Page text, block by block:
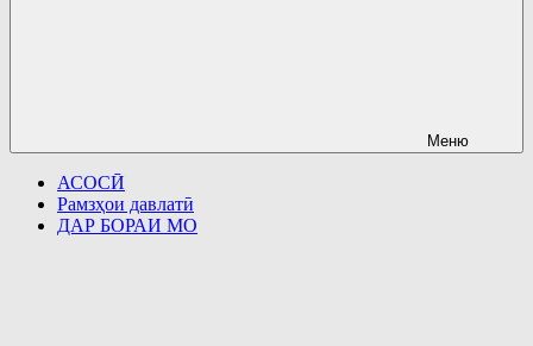
Меню
АСОСӢ
Рамзҳои давлатӣ
ДАР БОРАИ МО